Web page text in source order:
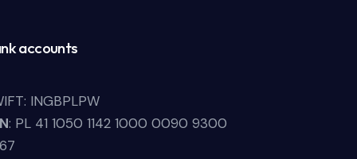
accounts
INGBPLPW
: PL 41 1050 1142 1000 0090 9300